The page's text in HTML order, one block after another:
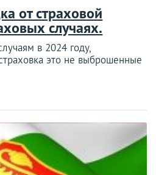
от страховой
случаях.
в 2024 году,
это не выброшенные